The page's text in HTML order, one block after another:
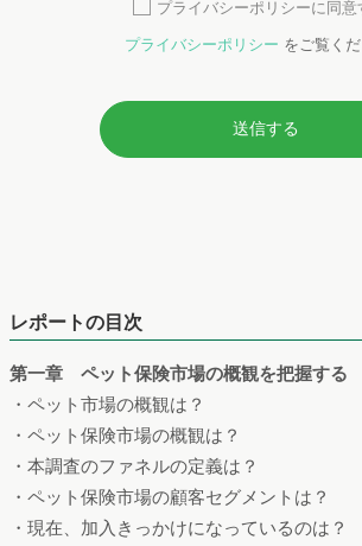
レポートの目次
第一章 ペット保険市場の概観を把握する
・ペット市場の概観は？
・ペット保険市場の概観は？
・本調査のファネルの定義は？
・ペット保険市場の顧客セグメントは？
・現在、加入きっかけになっているのは？